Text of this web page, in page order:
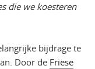
die we koesteren
bijdrage te
Door de Friese